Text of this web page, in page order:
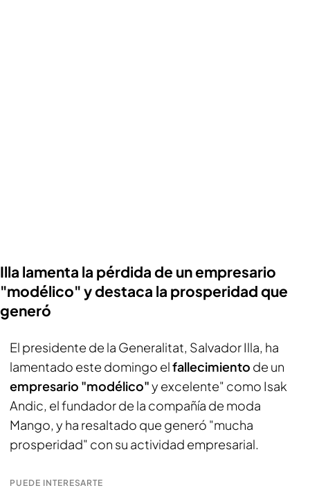
Illa lamenta la pérdida de un empresario
"modélico" y destaca la prosperidad que
generó
El presidente de la Generalitat, Salvador Illa, ha
lamentado este domingo elfallecimiento de un
empresario "modélico"y excelente" como Isak
Andic, el fundador de la compañía de moda
Mango, y ha resaltado que generó "mucha
prosperidad" con su actividad empresarial.
PUEDE INTERESARTE